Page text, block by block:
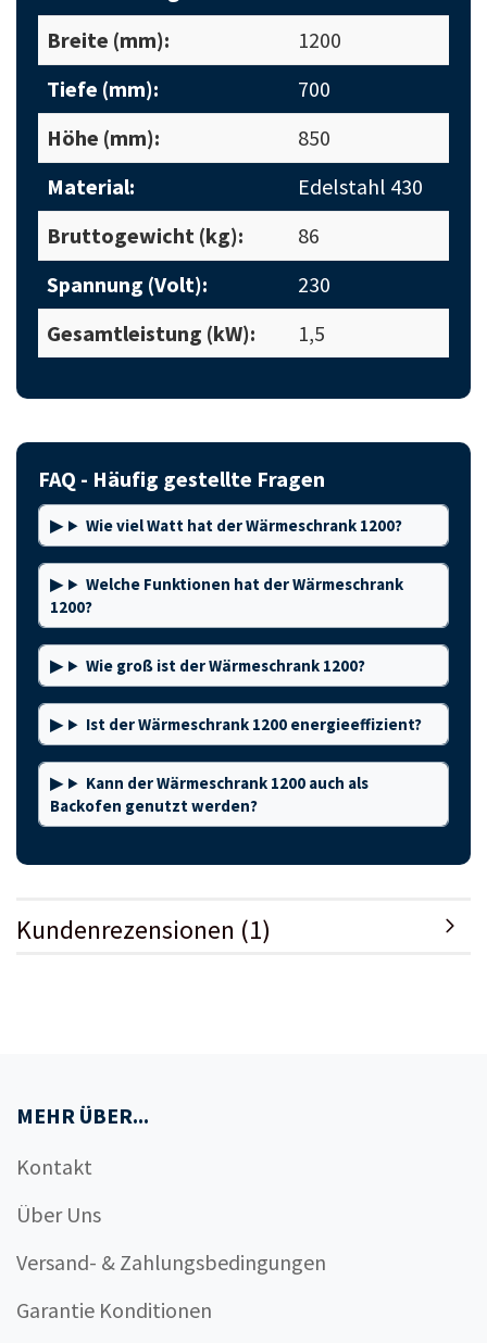
Breite (mm):
1200
Tiefe (mm):
700
Höhe (mm):
850
Material:
Edelstahl 430
Bruttogewicht (kg):
86
Spannung (Volt):
230
Gesamtleistung (kW):
1,5
FAQ - Häufig gestellte Fragen
Wie viel Watt hat der Wärmeschrank 1200?
Welche Funktionen hat der Wärmeschrank
1200?
Wie groß ist der Wärmeschrank 1200?
Ist der Wärmeschrank 1200 energieeffizient?
Kann der Wärmeschrank 1200 auch als
Backofen genutzt werden?
Kundenrezensionen (1)
MEHR ÜBER...
Kontakt
Über Uns
Versand- & Zahlungsbedingungen
Garantie Konditionen